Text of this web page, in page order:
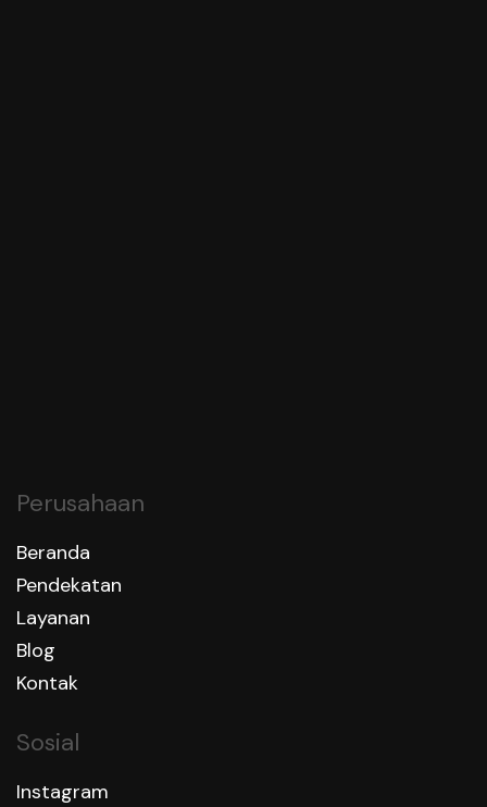
Perusahaan
Beranda
Pendekatan
Layanan
Blog
Kontak
Sosial
Instagram